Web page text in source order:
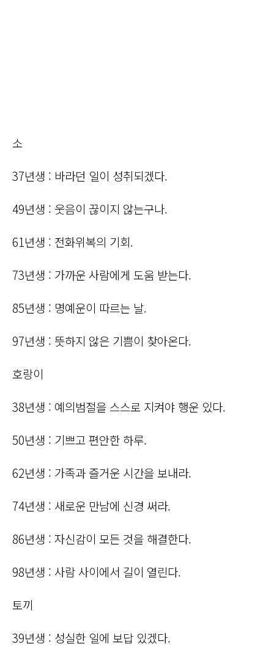
소
37년생 : 바라던 일이 성취되겠다.
49년생 : 웃음이 끊이지 않는구나.
61년생 : 전화위복의 기회.
73년생 : 가까운 사람에게 도움 받는다.
85년생 : 명예운이 따르는 날.
97년생 : 뜻하지 않은 기쁨이 찾아온다.
호랑이
38년생 : 예의범절을 스스로 지켜야 행운 있다.
50년생 : 기쁘고 편안한 하루.
62년생 : 가족과 즐거운 시간을 보내라.
74년생 : 새로운 만남에 신경 써라.
86년생 : 자신감이 모든 것을 해결한다.
98년생 : 사람 사이에서 길이 열린다.
토끼
39년생 : 성실한 일에 보답 있겠다.